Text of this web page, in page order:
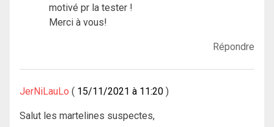
motivé pr la tester !
Merci à vous!
Répondre
JerNiLauLo 15/11/2021 à 11:20
Salut les martelines suspectes,